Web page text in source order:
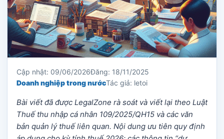
Cập nhật: 09/06/2026Đăng: 18/11/2025
Doanh nghiệp trong nướcTác giả: letoi
Bài viết đã được LegalZone rà soát và viết lại theo Luật
Thuế thu nhập cá nhân 109/2025/QH15 và các văn
bản quản lý thuế liên quan. Nội dung ưu tiên quy định